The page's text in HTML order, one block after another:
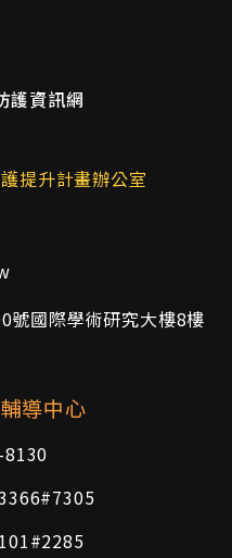
護資訊網
提升計畫辦公室
號國際學術研究大樓8樓
導中心